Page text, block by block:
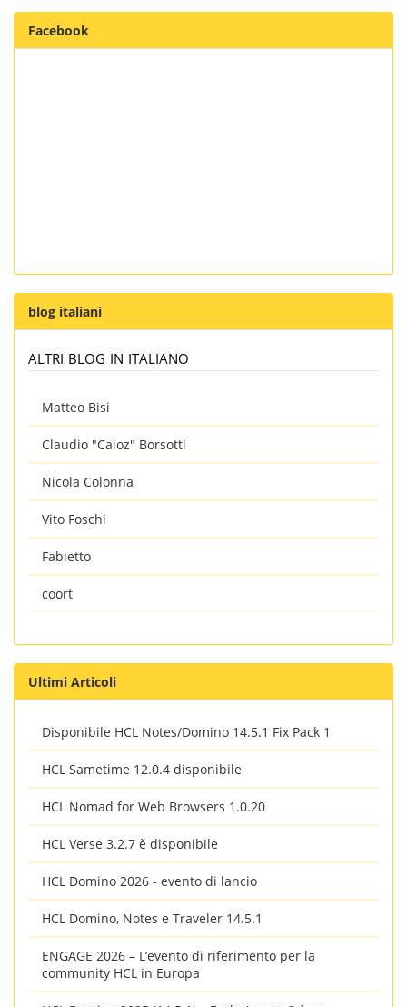
Facebook
blog italiani
altri blog in italiano
Matteo Bisi
Claudio "Caioz" Borsotti
Nicola Colonna
Vito Foschi
Fabietto
coort
Ultimi Articoli
Disponibile HCL Notes/Domino 14.5.1 Fix Pack 1
HCL Sametime 12.0.4 disponibile
HCL Nomad for Web Browsers 1.0.20
HCL Verse 3.2.7 è disponibile
HCL Domino 2026 - evento di lancio
HCL Domino, Notes e Traveler 14.5.1
ENGAGE 2026 – L’evento di riferimento per la
community HCL in Europa